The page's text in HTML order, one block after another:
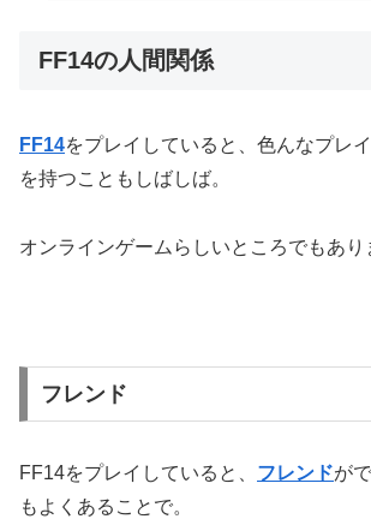
FF14の人間関係
FF14をプレイしていると、色んなプレ
を持つこともしばしば。
オンラインゲームらしいところでもあり
フレンド
FF14をプレイしていると、 フレンドが
もよくあることで。